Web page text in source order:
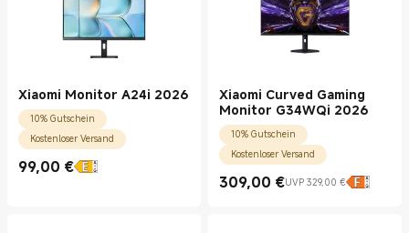
Xiaomi Monitor A24i 2026
10% Gutschein
Kostenloser Versand
99,00 €
Current Price €99.00
Xiaomi Curved Gaming
Monitor G34WQi 2026
10% Gutschein
Kostenloser Versand
309,00 €
Current Price €309.00UVP 329,00 €
UVP 329,00 €